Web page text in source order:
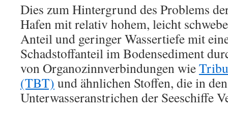
Dies zum Hintergrund des Problems
Hafen mit relativ hohem, leicht
Anteil und geringer Wassertiefe mit
Schadstoffanteil im Bodensediment
von Organozinnverbindungen wie
(TBT) und ähnlichen Stoffen, die in den
Unterwasseranstrichen der Seeschiffe